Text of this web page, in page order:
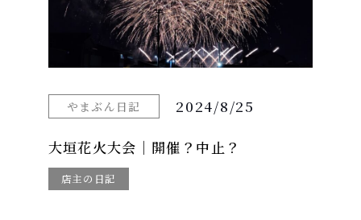
やまぶん日記 2024/8/25
大垣花火大会｜開催？中止？
店主の日記